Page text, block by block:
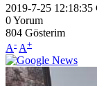
2019-7-25 12:18:35
0Yorum
804 Gösterim
A- A+